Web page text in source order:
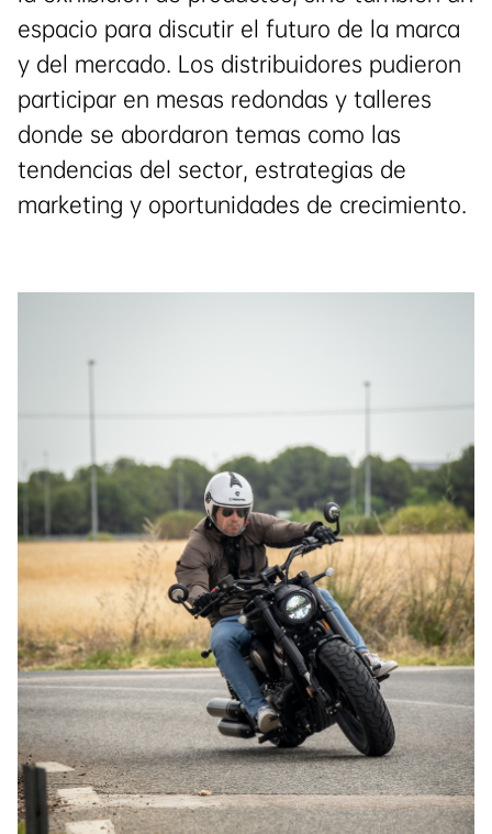
espacio para discutir el futuro de la marca
y del mercado. Los distribuidores pudieron
participar en mesas redondas y talleres
donde se abordaron temas como las
tendencias del sector, estrategias de
marketing y oportunidades de crecimiento.